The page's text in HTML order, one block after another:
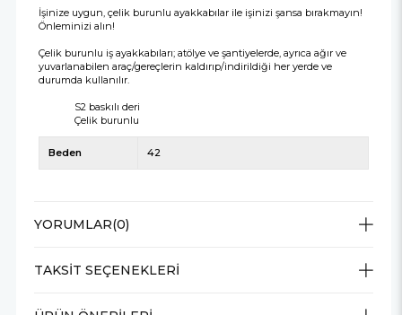
İşinize uygun, çelik burunlu ayakkabılar ile işinizi şansa bırakmayın!
Önleminizi alın!
Çelik burunlu iş ayakkabıları; atölye ve şantiyelerde, ayrıca ağır ve
yuvarlanabilen araç/gereçlerin kaldırıp/indirildiği her yerde ve
durumda kullanılır.
S2 baskılı deri
Çelik burunlu
Beden 42
YORUMLAR(0)
TAKSIT SEÇENEKLERI